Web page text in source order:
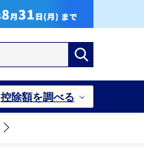
控除額を調べる